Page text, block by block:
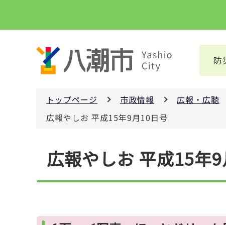
ペ
防
トップページ 市政情報 広報・広聴
広報やしお 平成15年9月10日号
広報やしお 平成15年